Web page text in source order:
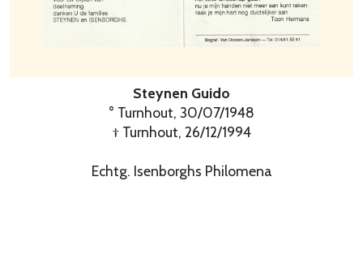
Steynen Guido
° Turnhout, 30/07/1948
† Turnhout, 26/12/1994
Echtg. Isenborghs Philomena